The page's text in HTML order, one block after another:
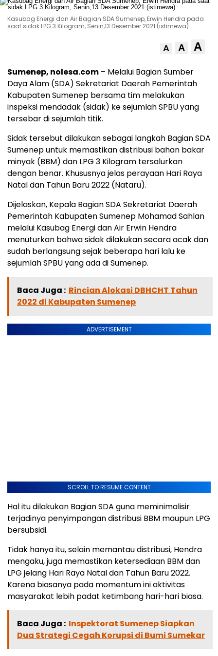
Kasubag Energi dan Air Bagian SDA Sumenep, Erwin Hendra pada
saat sidak LPG 3 Kilogram, Senin,13 Desember 2021 (istimewa)
A A A
Sumenep, nolesa.com – Melalui Bagian Sumber
Daya Alam (SDA) Sekretariat Daerah Pemerintah
Kabupaten Sumenep bersama tim melakukan
inspeksi mendadak (sidak) ke sejumlah SPBU yang
tersebar di sejumlah titik.
Sidak tersebut dilakukan sebagai langkah Bagian SDA
Sumenep untuk memastikan distribusi bahan bakar
minyak (BBM) dan LPG 3 Kilogram tersalurkan
dengan benar. Khususnya jelas perayaan Hari Raya
Natal dan Tahun Baru 2022 (Nataru).
Dijelaskan, Kepala Bagian SDA Sekretariat Daerah
Pemerintah Kabupaten Sumenep Mohamad Sahlan
melalui Kasubag Energi dan Air Erwin Hendra
menuturkan bahwa sidak dilakukan secara acak dan
sudah berlangsung sejak beberapa hari lalu ke
sejumlah SPBU yang ada di Sumenep.
Baca Juga : Rincian Alokasi DBHCHT Tahun
2022 di Kabupaten Sumenep
ADVERTISEMENT
SCROLL TO RESUME CONTENT
Hal itu dilakukan Bagian SDA guna meminimalisir
terjadinya penyimpangan distribusi BBM maupun LPG
bersubsidi.
Tidak hanya itu, selain memantau distribusi, Hendra
mengaku, juga memastikan ketersediaan BBM dan
LPG jelang Hari Raya Natal dan Tahun Baru 2022.
Karena biasanya pada momentum ini aktivitas
masyarakat lebih padat ketimbang hari-hari biasa.
Baca Juga : Inspektorat Sumenep Siapkan
Dua Strategi Cegah Korupsi di Bumi Sumekar